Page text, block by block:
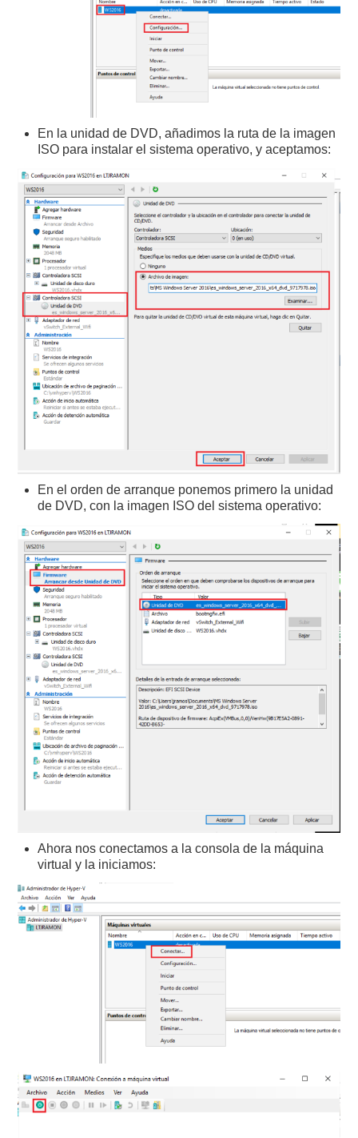
En la unidad de DVD, añadimos la ruta de la imagen
ISO para instalar el sistema operativo, y aceptamos:
En el orden de arranque ponemos primero la unidad
de DVD, con la imagen ISO del sistema operativo:
Ahora nos conectamos a la consola de la máquina
virtual y la iniciamos: